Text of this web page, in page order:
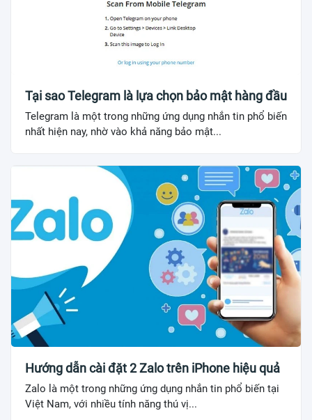
Tại sao Telegram là lựa chọn bảo mật hàng đầu
Telegram là một trong những ứng dụng nhắn tin phổ biến
nhất hiện nay, nhờ vào khả năng bảo mật...
Hướng dẫn cài đặt 2 Zalo trên iPhone hiệu quả
Zalo là một trong những ứng dụng nhắn tin phổ biến tại
Việt Nam, với nhiều tính năng thú vị...